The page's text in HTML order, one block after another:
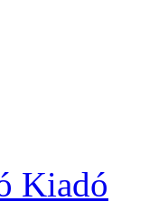
Kiadó